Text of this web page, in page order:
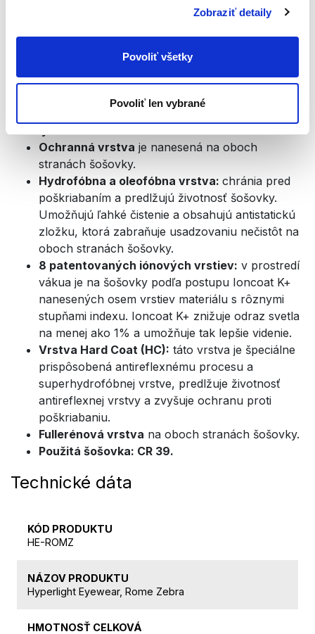
Zobraziť detaily
Povoliť všetky
Povoliť len vybrané
serotonínu a melatonínu (ktorý zmierňuje
depresiu a nespavosť).
Ovplyvňujú telesné hodiny - cirkadiánny rytmus
Hyperlight Eyewear sú
vrstvami najvyššej
Ochranná vrstva je nanesená na oboch
stranách šošovky.
Hydrofóbna a oleofóbna vrstva: chránia pred
poškriabaním a predlžujú životnosť šošovky.
Umožňujú ľahké čistenie a obsahujú antistatickú
zložku, ktorá zabraňuje usadzovaniu nečistôt na
oboch stranách šošovky.
8 patentovaných iónových vrstiev: v prostredí
vákua je na šošovky podľa postupu Ioncoat K+
nanesených osem vrstiev materiálu s rôznymi
stupňami indexu. Ioncoat K+ znižuje odraz svetla
na menej ako 1% a umožňuje tak lepšie videnie.
Vrstva Hard Coat (HC): táto vrstva je špeciálne
prispôsobená antireflexnému procesu a
superhydrofóbnej vrstve, predlžuje životnosť
antireflexnej vrstvy a zvyšuje ochranu proti
poškriabaniu.
Fullerénová vrstva na oboch stranách šošovky.
Použitá šošovka: CR 39.
Technické dáta
KÓD PRODUKTU
HE-ROMZ
NÁZOV PRODUKTU
Hyperlight Eyewear, Rome Zebra
HMOTNOSŤ CELKOVÁ